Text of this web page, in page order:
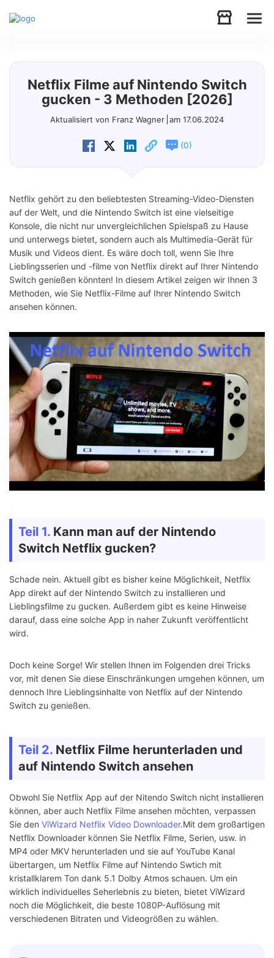
Video
Store
Netflix Filme auf Nintendo Switch
gucken - 3 Methoden [2026]
Aktualisiert von Franz Wagner am 17.06.2024
(0)
Netflix gehört zu den beliebtesten Streaming-Video-Diensten
auf der Welt, und die Nintendo Switch ist eine vielseitige
Konsole, die nicht nur unvergleichlichen Spielspaß zu Hause
und unterwegs bietet, sondern auch als Multimedia-Gerät für
Musik und Videos dient. Es wäre doch toll, wenn Sie Ihre
Lieblingsserien und -filme von Netflix direkt auf Ihrer Nintendo
Switch genießen könnten! In diesem Artikel zeigen wir Ihnen 3
Methoden, wie Sie Netflix-Filme auf Ihrer Nintendo Switch
ansehen können.
Teil 1. Kann man auf der Nintendo
Switch Netflix gucken?
Schade nein. Aktuell gibt es bisher keine Möglichkeit, Netflix
App direkt auf der Nintendo Switch zu installieren und
Lieblingsfilme zu gucken. Außerdem gibt es keine Hinweise
darauf, dass eine solche App in naher Zukunft veröffentlicht
wird.
Doch keine Sorge! Wir stellen Ihnen im Folgenden drei Tricks
vor, mit denen Sie diese Einschränkungen umgehen können, um
dennoch Ihre Lieblingsinhalte von Netflix auf der Nintendo
Switch zu genießen.
Teil 2. Netflix Filme herunterladen und
auf Nintendo Switch ansehen
Obwohl Sie Netflix App auf der Nitendo Switch nicht installieren
können, aber auch Netflix Filme ansehen möchten, verpassen
Sie den ViWizard Netflix Video Downloader.Mit dem großartigen
Netflix Downloader können Sie Netflix Filme, Serien, usw. in
MP4 oder MKV herunterladen und sie auf YouTube Kanal
übertargen, um Netflix Filme auf Nintendo Swtich mit
kristallklarem Ton dank 5.1 Dolby Atmos schauen. Um ein
wirklich individuelles Seherlebnis zu bieten, bietet ViWizard
noch die Möglichkeit, die beste 1080P-Auflösung mit
verschiedenen Bitraten und Videogrößen zu wählen.